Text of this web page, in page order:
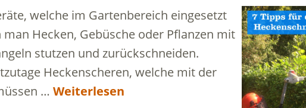
welche im Gartenbereich eingesetzt
Hecken, Gebüsche oder Pflanzen mit
stutzen und zurückschneiden.
Heckenscheren, welche mit der
… Weiterlesen